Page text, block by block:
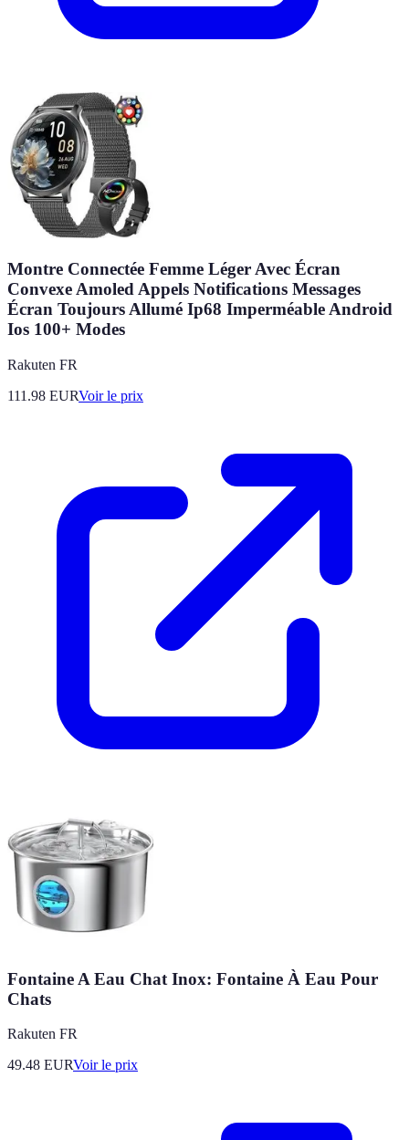
Montre Connectée Femme Léger Avec Écran
Convexe Amoled Appels Notifications Messages
Écran Toujours Allumé Ip68 Imperméable Android
Ios 100+ Modes
Rakuten FR
111.98 EURVoir le prix
Fontaine A Eau Chat Inox: Fontaine À Eau Pour
Chats
Rakuten FR
49.48 EURVoir le prix